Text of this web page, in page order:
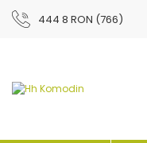
444 8 RON (766)